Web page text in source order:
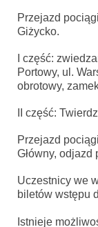
Przejazd
Giżycko.
I część:
Portowy, ul.
obrotowy,
II część:
Przejazd
Główny, odjazd
Uczestnicy we
biletów wstępu
Istnieje